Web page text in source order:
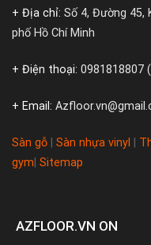
+ Địa chỉ: Số 4, Đường 45,
phố Hồ Chí Minh
+ Điện thoại: 0981818807
+ Email:
Sàn gỗ Sàn nhựa vinyl
gym Sitemap
AZFLOOR.VN ON